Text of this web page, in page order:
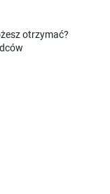
otrzymać?